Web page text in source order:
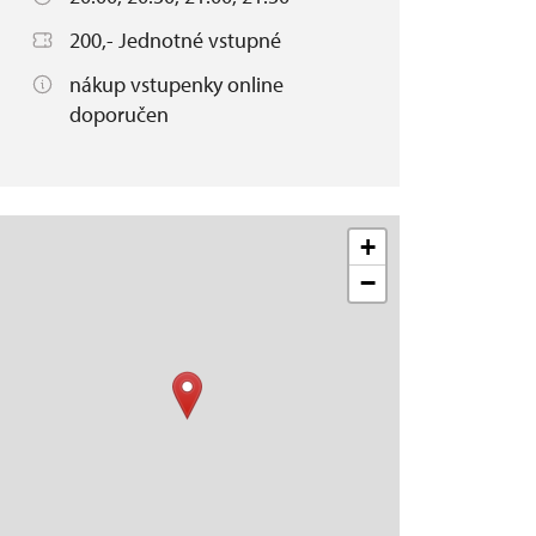
200,- Jednotné vstupné
nákup vstupenky online
doporučen
+
−